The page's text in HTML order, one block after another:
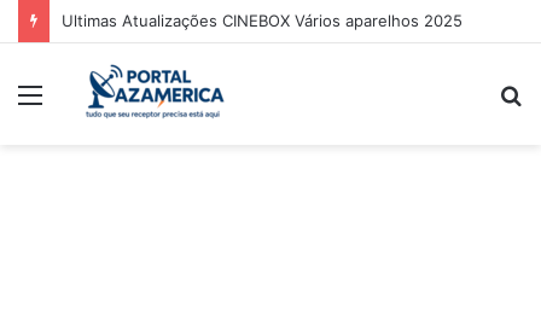
Ultimas Atualizações CINEBOX Vários aparelhos 2025